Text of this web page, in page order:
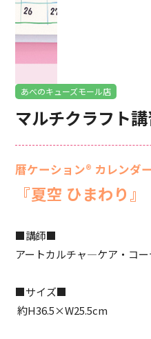
あべのキューズモール店
マルチクラフト
暦ケーション® カレンダ
『夏空 ひまわり』
■講師■
アートカルチャ―ケア・コ
■サイズ■
約H36.5×W25.5cm